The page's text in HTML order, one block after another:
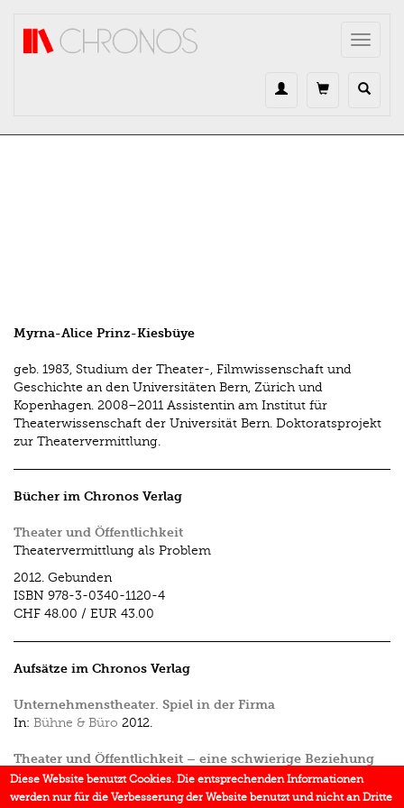
Toggle
Myrna-Alice Prinz-Kiesbüye
geb. 1983, Studium der Theater-, Filmwissenschaft und
Geschichte an den Universitäten Bern, Zürich und
Kopenhagen. 2008–2011 Assistentin am Institut für
Theaterwissenschaft der Universität Bern. Doktoratsprojekt
zur Theatervermittlung.
Bücher im Chronos Verlag
Theater und Öffentlichkeit
Theatervermittlung als Problem
2012. Gebunden
ISBN 978-3-0340-1120-4
CHF 48.00 / EUR 43.00
Aufsätze im Chronos Verlag
Unternehmenstheater. Spiel in der Firma
In: Bühne & Büro 2012.
Theater und Öffentlichkeit – eine schwierige Beziehung
In:Theater und Öffentlichkeit 2012.
Diese Website benutzt Cookies. Die entsprechenden Informationen
werden nur für die Verbesserung der Website benutzt und nicht an Dritte